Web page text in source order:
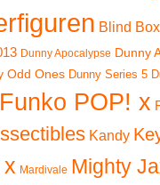
Blind Box
Dunny Apocalypse Dunny
Odd Ones Dunny Series 5
Funko POP! x
Kandy
Mardivale Mighty